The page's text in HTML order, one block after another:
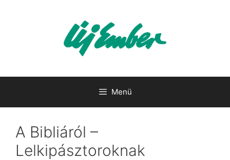
Menü
A Bibliáról –
Lelkipásztoroknak